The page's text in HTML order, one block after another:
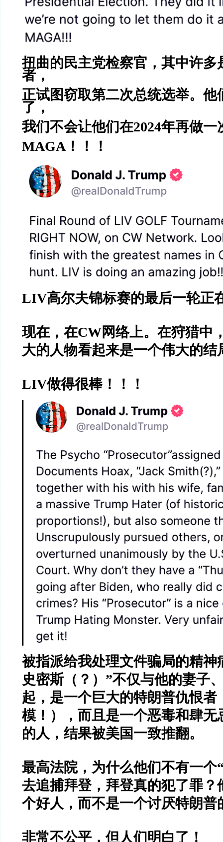
扭曲的民主党检察官，其中许多
者，
正试图窃取第二次总统选举。他
了，
我们不会让他们在2024年再做一
MAGA！！！
LIV高尔夫锦标赛的最后一轮正
现在，在CW网络上。在狩猎中
大的人物看起来是一个伟大的结
LIV做得很棒！！！
被指派给我处理文件骗局的精神
史密斯（？） ”不仅与他的妻子
起，是一个巨大的特朗普仇恨者
模！），而且是一个恶毒和肆无
的人，结果被美国一致推翻。
最高法院，为什么他们不有一个
去追捕拜登，拜登真的犯了罪？
个好人，而不是一个讨厌特朗普
非常不公平，但人们明白了！